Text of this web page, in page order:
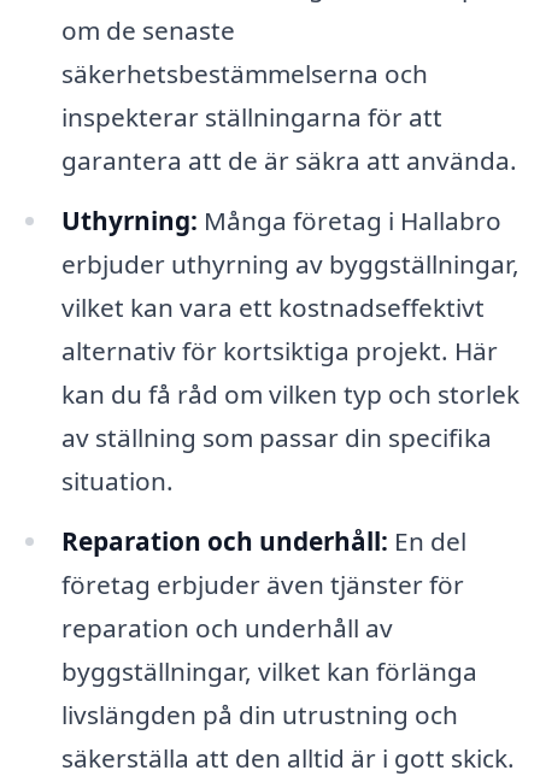
om de senaste
säkerhetsbestämmelserna och
inspekterar ställningarna för att
garantera att de är säkra att använda.
Uthyrning: Många företag i Hallabro
erbjuder uthyrning av byggställningar,
vilket kan vara ett kostnadseffektivt
alternativ för kortsiktiga projekt. Här
kan du få råd om vilken typ och storlek
av ställning som passar din specifika
situation.
Reparation och underhåll: En del
företag erbjuder även tjänster för
reparation och underhåll av
byggställningar, vilket kan förlänga
livslängden på din utrustning och
säkerställa att den alltid är i gott skick.